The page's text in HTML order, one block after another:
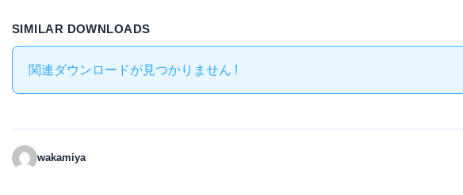
SIMILAR DOWNLOADS
関連ダウンロードが見つかりません !
wakamiya